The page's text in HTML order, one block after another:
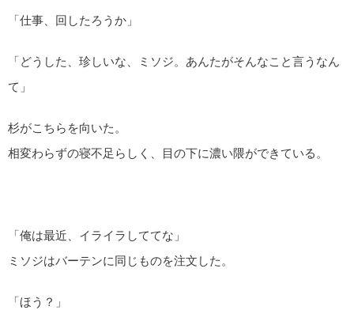
「仕事、回したろうか」
「どうした、珍しいな、ミソジ。あんたがそんなこと言うなん
て」
杉がこちらを向いた。
相変わらずの寝不足らしく、目の下に濃い隈ができている。
「俺は最近、イライラしててな」
ミソジはバーテンに同じものを注文した。
「ほう？」